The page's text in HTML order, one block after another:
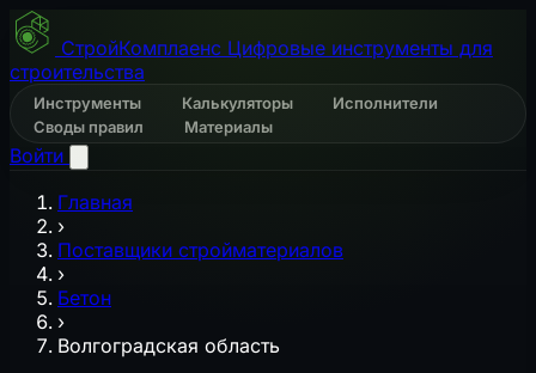
СтройКомплаенс Цифровые инструменты для
строительства
Инструменты Калькуляторы
Исполнители
Своды правил
Материалы
Войти
Главная
›
Поставщики стройматериалов
›
Бетон
›
Волгоградская область